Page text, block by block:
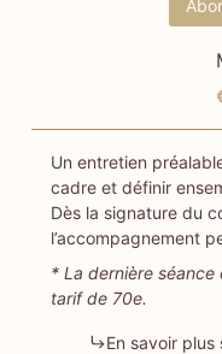
Un entretien
cadre et définir
Dès la signature du
l’accompagnement
* La dernière
tarif de 70e.
En savoir plus